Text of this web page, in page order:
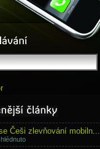
Češi zlevňování mobiln...